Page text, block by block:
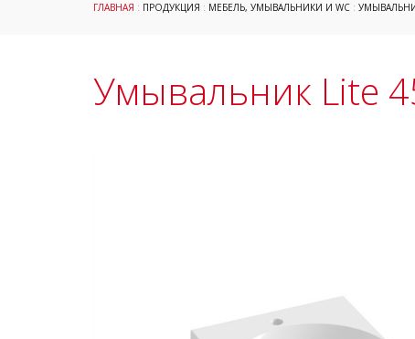
ГЛАВНАЯ : ПРОДУКЦИЯ : МЕБЕЛЬ, УМЫВАЛЬНИКИ И WC :
Умывальник Lite